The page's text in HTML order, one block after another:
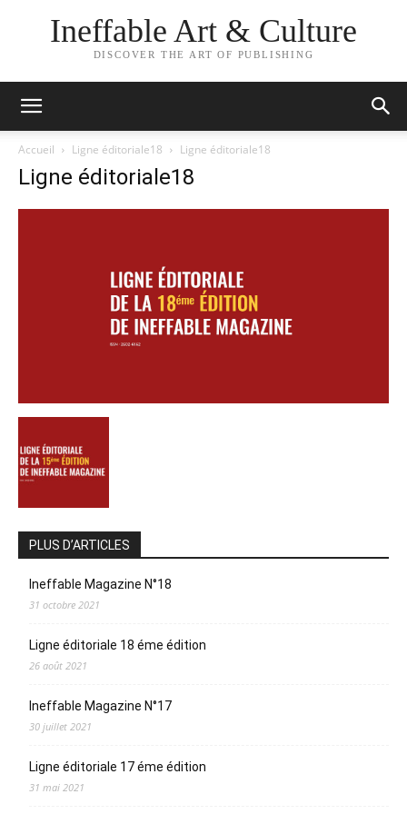
Ineffable Art & Culture
DISCOVER THE ART OF PUBLISHING
Accueil Ligne éditoriale18 Ligne éditoriale18
Ligne éditoriale18
PLUS D’ARTICLES
Ineffable Magazine N°18
31 octobre 2021
Ligne éditoriale 18 éme édition
26 août 2021
Ineffable Magazine N°17
30 juillet 2021
Ligne éditoriale 17 éme édition
31 mai 2021